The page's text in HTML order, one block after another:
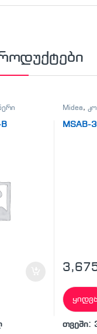
B
Midea,
MSAB-
თვეში: